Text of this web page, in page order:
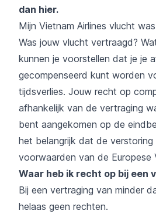
dan hier.
Mijn Vietnam Airlines vlucht
Was jouw vlucht vertraagd?
kunnen je voorstellen dat je je
gecompenseerd kunt worden
tijdsverlies. Jouw recht op
afhankelijk van de vertraging
bent aangekomen op de
het belangrijk dat de
voorwaarden van de Europese
Waar heb ik recht op bij een
Bij een vertraging van minder
helaas geen rechten.